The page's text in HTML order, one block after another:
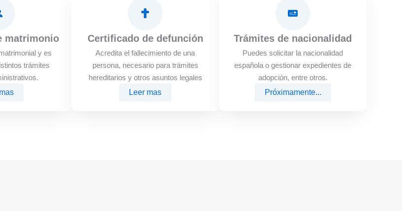
matrimonio
y es
trámites
Certificado de defunción
Acredita el fallecimiento de una
persona, necesario para trámites
hereditarios y otros asuntos legales
Leer mas
Trámites de nacionalidad
Puedes solicitar la nacionalidad
española o gestionar expedientes de
adopción, entre otros.
Próximamente...